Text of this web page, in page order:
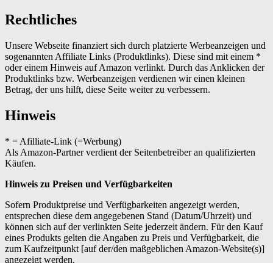
Rechtliches
Unsere Webseite finanziert sich durch platzierte Werbeanzeigen und
sogenannten Affiliate Links (Produktlinks). Diese sind mit einem *
oder einem Hinweis auf Amazon verlinkt. Durch das Anklicken der
Produktlinks bzw. Werbeanzeigen verdienen wir einen kleinen
Betrag, der uns hilft, diese Seite weiter zu verbessern.
Hinweis
* = Afilliate-Link (=Werbung)
Als Amazon-Partner verdient der Seitenbetreiber an qualifizierten
Käufen.
Hinweis zu Preisen und Verfügbarkeiten
Sofern Produktpreise und Verfügbarkeiten angezeigt werden,
entsprechen diese dem angegebenen Stand (Datum/Uhrzeit) und
können sich auf der verlinkten Seite jederzeit ändern. Für den Kauf
eines Produkts gelten die Angaben zu Preis und Verfügbarkeit, die
zum Kaufzeitpunkt [auf der/den maßgeblichen Amazon-Website(s)]
angezeigt werden.